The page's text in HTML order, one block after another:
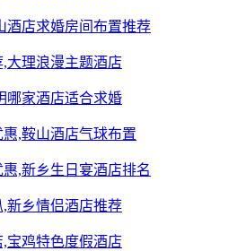
酒店求婚房间布置推荐
大理浪漫主题酒店
哪家酒店适合求婚
,鞍山酒店气球布置
,新乡生日宴酒店排名
新乡情侣酒店推荐
宝鸡特色度假酒店